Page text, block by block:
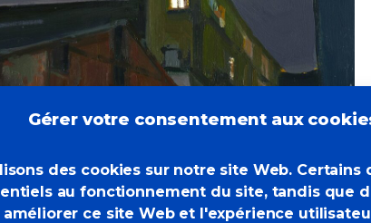
Gérer votre consentement aux
des cookies sur notre site Web. Certains
au fonctionnement du site, tandis que
améliorer ce site Web et l'expérience